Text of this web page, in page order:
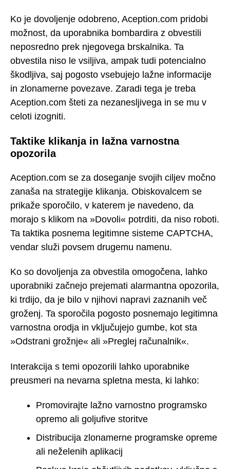
Ko je dovoljenje odobreno, Aception.com pridobi
možnost, da uporabnika bombardira z obvestili
neposredno prek njegovega brskalnika. Ta
obvestila niso le vsiljiva, ampak tudi potencialno
škodljiva, saj pogosto vsebujejo lažne informacije
in zlonamerne povezave. Zaradi tega je treba
Aception.com šteti za nezanesljivega in se mu v
celoti izogniti.
Taktike klikanja in lažna varnostna
opozorila
Aception.com se za doseganje svojih ciljev močno
zanaša na strategije klikanja. Obiskovalcem se
prikaže sporočilo, v katerem je navedeno, da
morajo s klikom na »Dovoli« potrditi, da niso roboti.
Ta taktika posnema legitimne sisteme CAPTCHA,
vendar služi povsem drugemu namenu.
Ko so dovoljenja za obvestila omogočena, lahko
uporabniki začnejo prejemati alarmantna opozorila,
ki trdijo, da je bilo v njihovi napravi zaznanih več
groženj. Ta sporočila pogosto posnemajo legitimna
varnostna orodja in vključujejo gumbe, kot sta
»Odstrani grožnje« ali »Preglej računalnik«.
Interakcija s temi opozorili lahko uporabnike
preusmeri na nevarna spletna mesta, ki lahko:
Promovirajte lažno varnostno programsko
opremo ali goljufive storitve
Distribucija zlonamerne programske opreme
ali neželenih aplikacij